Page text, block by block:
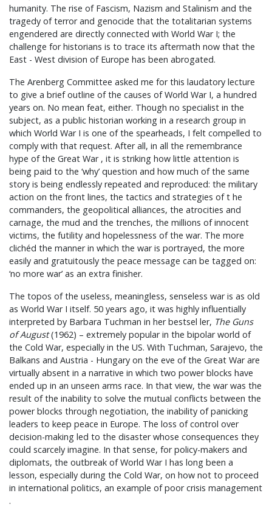
humanity. The rise of Fascism, Nazism and Stalinism and the
tragedy of terror and genocide that the totalitarian systems
engendered are directly connected with World War I; the
challenge for historians is to trace its aftermath now that the
East - West division of Europe has been abrogated.
The Arenberg Committee asked me for this laudatory lecture
to give a brief outline of the causes of World War I, a hundred
years on. No mean feat, either. Though no specialist in the
subject, as a public historian working in a research group in
which World War I is one of the spearheads, I felt compelled to
comply with that request. After all, in all the remembrance
hype of the Great War , it is striking how little attention is
being paid to the ‘why’ question and how much of the same
story is being endlessly repeated and reproduced: the military
action on the front lines, the tactics and strategies of t he
commanders, the geopolitical alliances, the atrocities and
carnage, the mud and the trenches, the millions of innocent
victims, the futility and hopelessness of the war. The more
clichéd the manner in which the war is portrayed, the more
easily and gratuitously the peace message can be tagged on:
‘no more war’ as an extra finisher.
The topos of the useless, meaningless, senseless war is as old
as World War I itself. 50 years ago, it was highly influentially
interpreted by Barbara Tuchman in her bestsel ler, The Guns
of August(1962) – extremely popular in the bipolar world of
the Cold War, especially in the US. With Tuchman, Sarajevo, the
Balkans and Austria - Hungary on the eve of the Great War are
virtually absent in a narrative in which two power blocks have
ended up in an unseen arms race. In that view, the war was the
result of the inability to solve the mutual conflicts between the
power blocks through negotiation, the inability of panicking
leaders to keep peace in Europe. The loss of control over
decision-making led to the disaster whose consequences they
could scarcely imagine. In that sense, for policy-makers and
diplomats, the outbreak of World War I has long been a
lesson, especially during the Cold War, on how not to proceed
in international politics, an example of poor crisis management
.